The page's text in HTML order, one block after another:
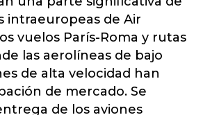
intraeuropeas de Air
vuelos París-Roma y rutas
las aerolíneas de bajo
de alta velocidad han
de mercado. Se
de los aviones